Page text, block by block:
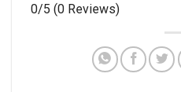
0/5 (0 Reviews)